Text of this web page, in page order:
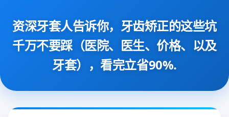
资深牙套人告诉你，牙齿矫正的这些坑
千万不要踩（医院、医生、价格、以及
牙套），看完立省90%.